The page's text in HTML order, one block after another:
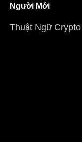
Người Mới
Thuật Ngữ Crypto